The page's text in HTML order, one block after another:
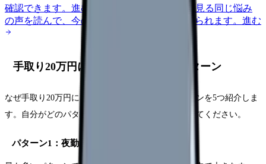
確認できます。 進む 匿名掲示板で本音を見る 同じ悩み
の声を読んで、今の職場だけの問題か確かめられます。 進む
手取り20万円になる典型的な5つのパターン
なぜ手取り20万円にとどまるのか。よくあるパターンを5つ紹介しま
す。自分がどのパターンに該当するかを確認してみてください。
パターン1：夜勤なし or 少ない